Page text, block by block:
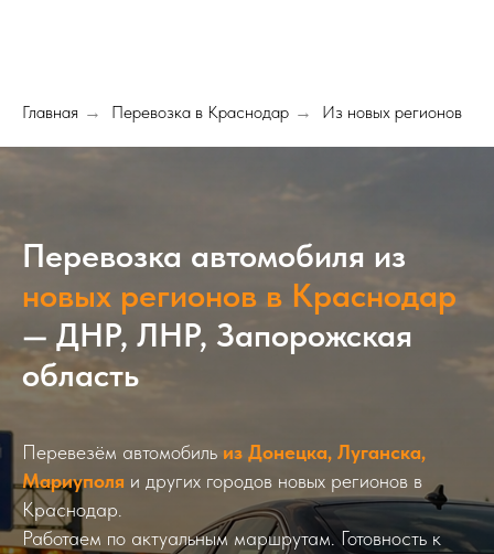
Главная → Перевозка в Краснодар → Из новых регионов
Перевозка автомобиля из
новых регионов в Краснодар
— ДНР, ЛНР, Запорожская
область
Перевезём автомобиль из Донецка, Луганска,
Мариуполя и других городов новых регионов в
Краснодар.
Работаем по актуальным маршрутам. Готовность к